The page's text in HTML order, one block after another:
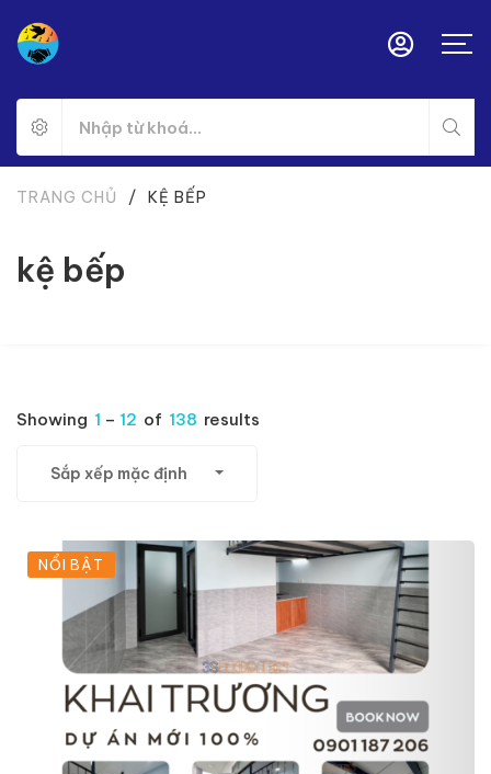
kệ bếp
TRANG CHỦ / KỆ BẾP
Showing 1 – 12 of 138 results
Sắp xếp mặc định
NỔI BẬT